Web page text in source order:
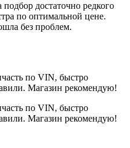
подбор достаточно редкого
по оптимальной цене.
без проблем.
по VIN, быстро
Магазин рекомендую!
по VIN, быстро
Магазин рекомендую!